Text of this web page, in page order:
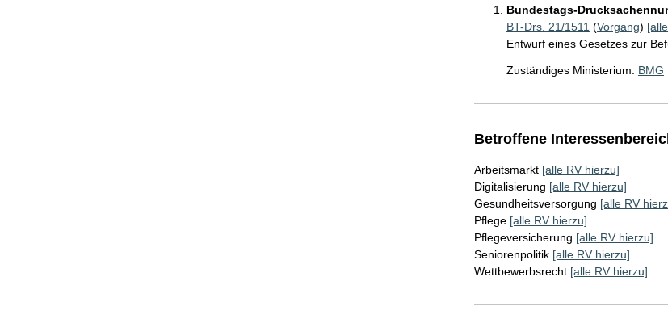
Bundestags-
BT-Drs. 21/1511 (Vorgang)
Entwurf eines Gesetzes zur
Zuständiges Ministerium: BMG
Betroffene
Arbeitsmarkt [alle RV hierzu]
Digitalisierung [alle RV hierzu]
Gesundheitsversorgung [alle RV
Pflege [alle RV hierzu]
Pflegeversicherung [alle RV hierzu]
Seniorenpolitik [alle RV hierzu]
Wettbewerbsrecht [alle RV hierzu]